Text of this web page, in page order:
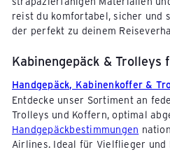
Griff austauschen: CHF
Ziehgestänge
TSA-Schloss
Egal ob gebrochene Rolle,
kaputtes Schloss - bei der
kannst du deinen Koffer
lassen und nachhaltig weiter
reist du komfortabel, sicher und
der perfekt zu deinem
Kabinengepäck & Trolleys
Handgepäck, Kabinenkoffer &
Entdecke unser Sortiment an
Trolleys und Koffern, optimal
Handgepäckbestimmungen
Airlines. Ideal für Vielflieger und